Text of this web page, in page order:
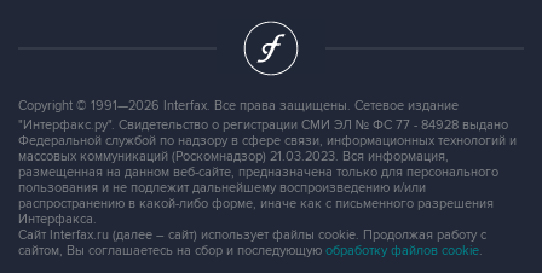
Copyright © 1991—2026 Interfax. Все права защищены. Сетевое издание
"Интерфакс.ру". Свидетельство о регистрации СМИ ЭЛ № ФС 77 - 84928 выдано
Федеральной службой по надзору в сфере связи, информационных технологий и
массовых коммуникаций (Роскомнадзор) 21.03.2023. Вся информация,
размещенная на данном веб-сайте, предназначена только для персонального
пользования и не подлежит дальнейшему воспроизведению и/или
распространению в какой-либо форме, иначе как с письменного разрешения
Интерфакса.
Сайт Interfax.ru (далее – сайт) использует файлы cookie. Продолжая работу с
сайтом, Вы соглашаетесь на сбор и последующую обработку файлов cookie.